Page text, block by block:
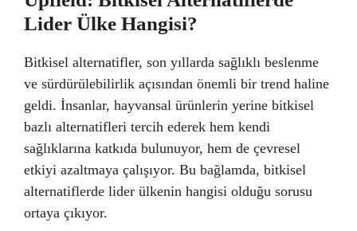
Lider Ülke Hangisi?
Bitkisel alternatifler, son yıllarda sağlıklı beslenme
ve sürdürülebilirlik açısından önemli bir trend haline
geldi. İnsanlar, hayvansal ürünlerin yerine bitkisel
bazlı alternatifleri tercih ederek hem kendi
sağlıklarına katkıda bulunuyor, hem de çevresel
etkiyi azaltmaya çalışıyor. Bu bağlamda, bitkisel
alternatiflerde lider ülkenin hangisi olduğu sorusu
ortaya çıkıyor.